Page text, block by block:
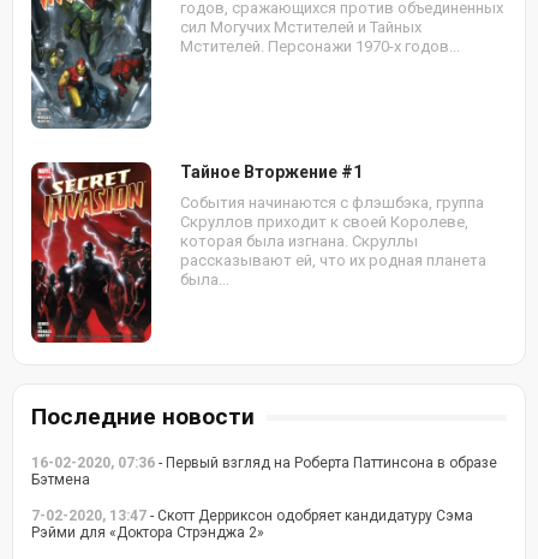
годов, сражающихся против объединенных
сил Могучих Мстителей и Тайных
Мстителей. Персонажи 1970-х годов...
Тайное Вторжение #1
События начинаются с флэшбэка, группа
Скруллов приходит к своей Королеве,
которая была изгнана. Скруллы
рассказывают ей, что их родная планета
была...
Последние новости
16-02-2020, 07:36 - Первый взгляд на Роберта Паттинсона в образе
Бэтмена
7-02-2020, 13:47 - Скотт Дерриксон одобряет кандидатуру Сэма
Рэйми для «Доктора Стрэнджа 2»